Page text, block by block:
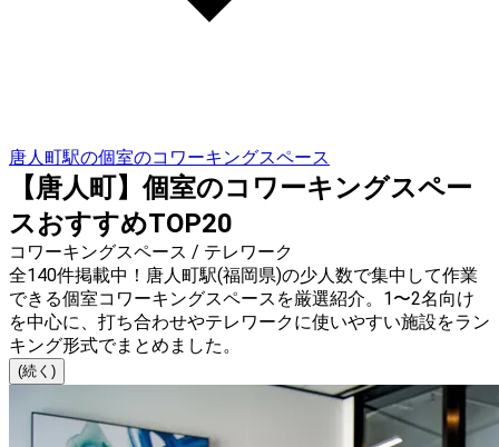
唐人町駅の個室のコワーキングスペース
【唐人町】個室のコワーキングスペー
スおすすめTOP20
コワーキングスペース / テレワーク
全140件掲載中！唐人町駅(福岡県)の少人数で集中して作業
できる個室コワーキングスペースを厳選紹介。1〜2名向け
を中心に、打ち合わせやテレワークに使いやすい施設をラン
キング形式でまとめました。
(続く)